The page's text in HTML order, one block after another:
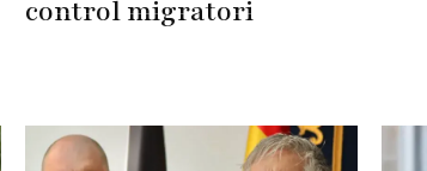
control migratori